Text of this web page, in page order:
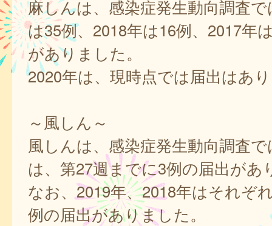
麻しんは、感染症発生動向調査で
は35例、2018年は16例、2017年
がありました。
2020年は、現時点では届出はあ
～風しん～
風しんは、感染症発生動向調査
は、第27週までに3例の届出があ
なお、2019年、2018年はそれぞ
例の届出がありました。